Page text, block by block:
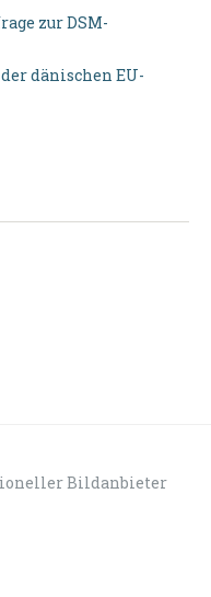
zur DSM-
dänischen EU-